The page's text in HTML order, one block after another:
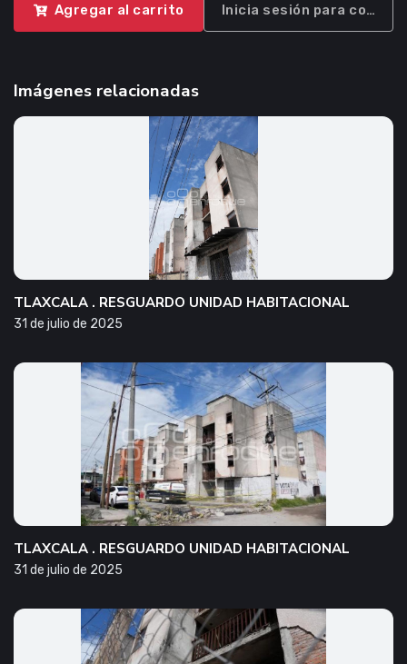
Agregar al carrito Inicia sesión para
Imágenes relacionadas
TLAXCALA . RESGUARDO UNIDAD HABITACIONAL
31 de julio de 2025
TLAXCALA . RESGUARDO UNIDAD HABITACIONAL
31 de julio de 2025